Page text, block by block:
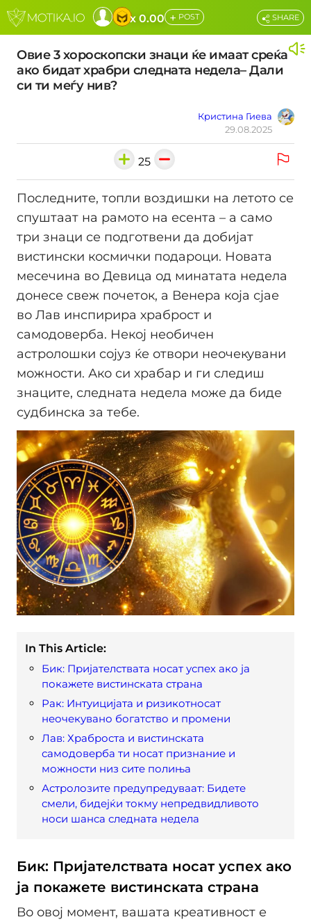
x 0.00 + POST
Овие 3 хороскопски знаци ќе имаат среќа
ако бидат храбри следната недела– Дали
си ти меѓу нив?
Кристина Гиева
29.08.2025
SHARE
25
Последните, топли воздишки на летото се
спуштаат на рамото на есента – а само
три знаци се подготвени да добијат
вистински космички подароци. Новата
месечина во Девица од минатата недела
донесе свеж почеток, а Венера која сјае
во Лав инспирира храброст и
самодоверба. Некој необичен
астролошки сојуз ќе отвори неочекувани
можности. Ако си храбар и ги следиш
знаците, следната недела може да биде
судбинска за тебе.
In This Article:
Бик: Пријателствата носат успех ако ја
покажете вистинската страна
Рак: Интуицијата и ризикотносат
неочекувано богатство и промени
Лав: Храброста и вистинската
самодоверба ти носат признание и
можности низ сите полиња
Астролозите предупредуваат: Бидете
смели, бидејќи токму непредвидливото
носи шанса следната недела
Бик: Пријателствата носат успех ако
ја покажете вистинската страна
Во овој момент, вашата креативност е